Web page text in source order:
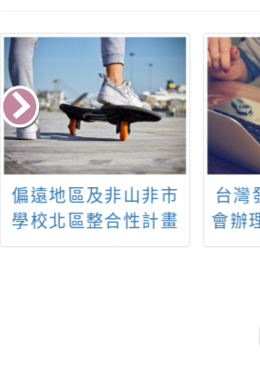
偏遠地區及非山非市
學校北區整合性計畫
台灣
會辦